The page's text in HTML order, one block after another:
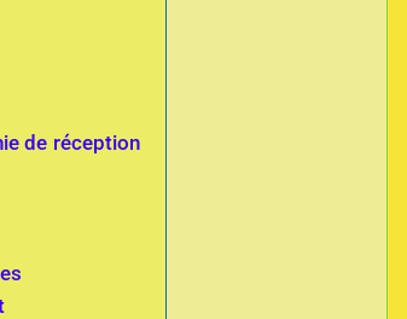
de réception